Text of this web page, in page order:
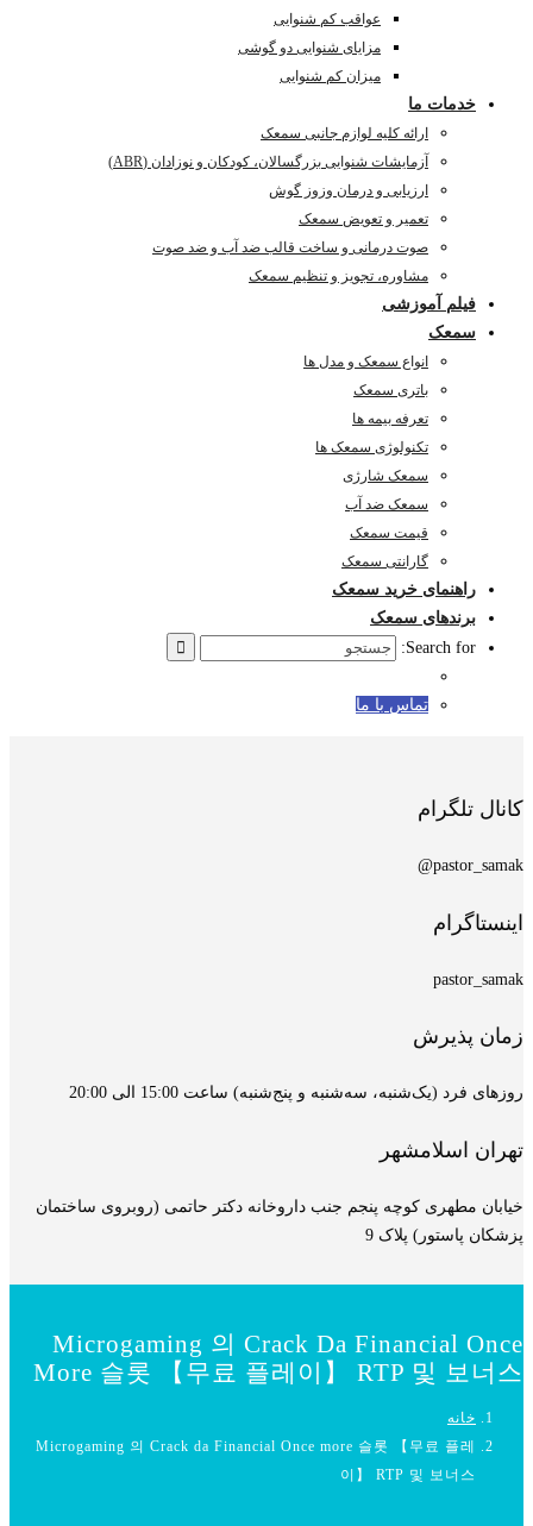
عواقب کم شنوایی
مزایای شنوایی دو گوشی
میزان کم شنوایی
خدمات ما
ارائه کلیه لوازم جانبی سمعک
آزمایشات شنوایی بزرگسالان، کودکان و نوزادان (ABR)
ارزیابی و درمان وزوز گوش
تعمیر و تعویض سمعک
صوت درمانی و ساخت قالب ضد آب و ضد صوت
مشاوره، تجویز و تنظیم سمعک
فیلم آموزشی
سمعک
انواع سمعک و مدل ها
باتری سمعک
تعرفه بیمه ها
تکنولوژی سمعک ها
سمعک شارژی
سمعک ضد آب
قیمت سمعک
گارانتی سمعک
راهنمای خرید سمعک
برندهای سمعک
Search for:
تماس با ما
کانال تلگرام
pastor_samak@
اینستاگرام
pastor_samak
زمان پذیرش
روزهای فرد (یک‌شنبه، سه‌شنبه و پنج‌شنبه) ساعت 15:00 الی 20:00
تهران اسلامشهر
خیابان مطهری کوچه پنجم جنب داروخانه دکتر حاتمی (روبروی ساختمان
پزشکان پاستور) پلاک 9
Microgaming 의 Crack Da Financial Once
More 슬롯 【무료 플레이】 RTP 및 보너스
خانه
Microgaming 의 Crack da Financial Once more 슬롯 【무료 플레
이】 RTP 및 보너스